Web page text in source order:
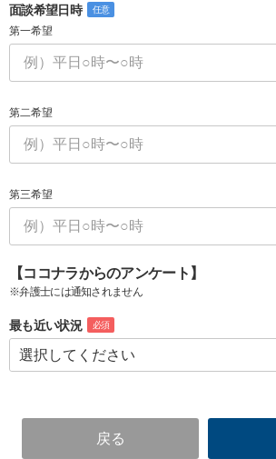
面談希望日時 任意
第一希望
第二希望
第三希望
【ココナラからのアンケート】
※弁護士には通知されません
最も近い状況 必須